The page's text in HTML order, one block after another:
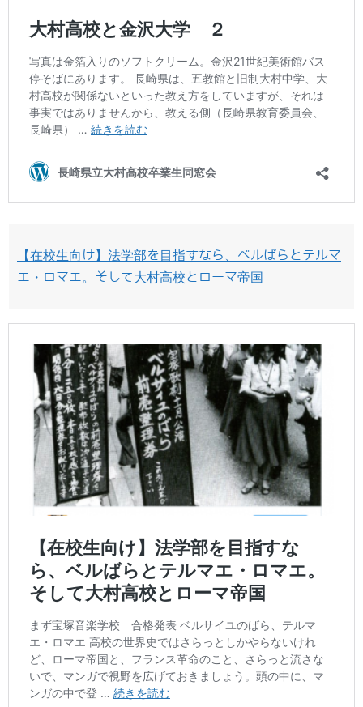
【在校生向け】法学部を目指すなら、ベルばらとテルマ
エ・ロマエ。そして大村高校とローマ帝国